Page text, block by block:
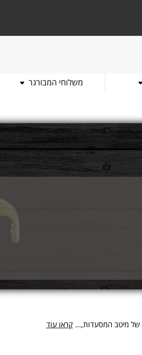
משלוחי המבורגר
של מיטב המסעדות,... קראו עוד